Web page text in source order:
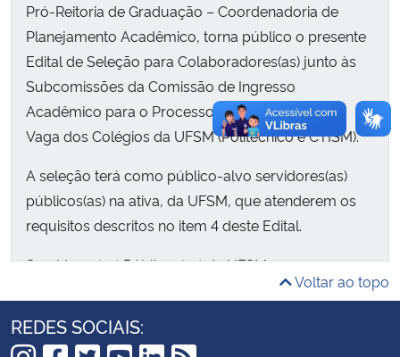
Pró-Reitoria de Graduação – Coordenadoria de
Planejamento Acadêmico, torna público o presente
Edital de Seleção para Colaboradores(as) junto às
Subcomissões da Comissão de Ingresso
Acadêmico para o Processo de Confirmação de
Vaga dos Colégios da UFSM (Politécnico e CTISM).
A seleção terá como público-alvo servidores(as)
públicos(as) na ativa, da UFSM, que atenderem os
requisitos descritos no item 4 deste Edital.
Servidores(as) Públicos(as) da UFSM
aposentados(as) poderão participar do Processo
concorrendo dentro do número de vagas.
Voltar ao topo
REDES SOCIAIS: